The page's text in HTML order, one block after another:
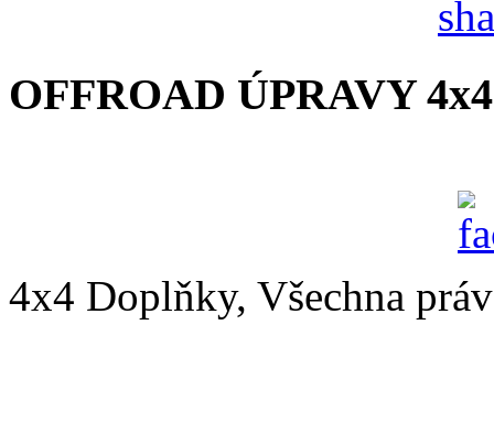
OFFROAD ÚPRAVY 4x4
4x4 Doplňky, Všechna